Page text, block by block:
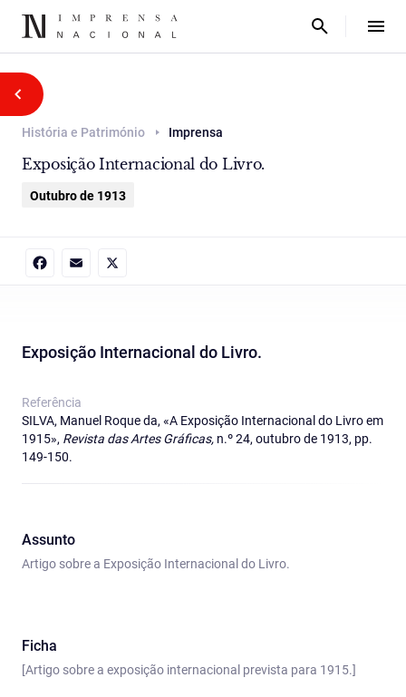
História e Património Imprensa
Exposição Internacional do Livro.
Outubro de 1913
Exposição Internacional do Livro.
Referência
SILVA, Manuel Roque da, «A Exposição Internacional do Livro em
1915», Revista das Artes Gráficas, n.º 24, outubro de 1913, pp.
149-150.
Assunto
Artigo sobre a Exposição Internacional do Livro.
Ficha
[Artigo sobre a exposição internacional prevista para 1915.]